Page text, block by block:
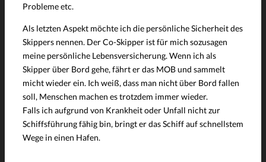
Probleme etc.
Als letzten Aspekt möchte ich die persönliche Sicherheit des
Skippers nennen. Der Co-Skipper ist für mich sozusagen
meine persönliche Lebensversicherung. Wenn ich als
Skipper über Bord gehe, fährt er das MOB und sammelt
micht wieder ein. Ich weiß, dass man nicht über Bord fallen
soll, Menschen machen es trotzdem immer wieder.
Falls ich aufgrund von Krankheit oder Unfall nicht zur
Schiffsführung fähig bin, bringt er das Schiff auf schnellstem
Wege in einen Hafen.